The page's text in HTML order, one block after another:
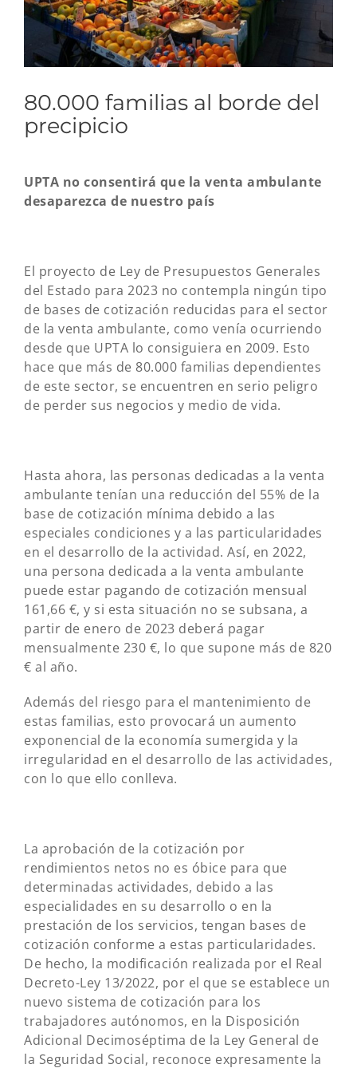
80.000 familias al borde del
precipicio
UPTA no consentirá que la venta ambulante
desaparezca de nuestro país
El proyecto de Ley de Presupuestos Generales
del Estado para 2023 no contempla ningún tipo
de bases de cotización reducidas para el sector
de la venta ambulante, como venía ocurriendo
desde que UPTA lo consiguiera en 2009. Esto
hace que más de 80.000 familias dependientes
de este sector, se encuentren en serio peligro
de perder sus negocios y medio de vida.
Hasta ahora, las personas dedicadas a la venta
ambulante tenían una reducción del 55% de la
base de cotización mínima debido a las
especiales condiciones y a las particularidades
en el desarrollo de la actividad. Así, en 2022,
una persona dedicada a la venta ambulante
puede estar pagando de cotización mensual
161,66 €, y si esta situación no se subsana, a
partir de enero de 2023 deberá pagar
mensualmente 230 €, lo que supone más de 820
€ al año.
Además del riesgo para el mantenimiento de
estas familias, esto provocará un aumento
exponencial de la economía sumergida y la
irregularidad en el desarrollo de las actividades,
con lo que ello conlleva.
La aprobación de la cotización por
rendimientos netos no es óbice para que
determinadas actividades, debido a las
especialidades en su desarrollo o en la
prestación de los servicios, tengan bases de
cotización conforme a estas particularidades.
De hecho, la modificación realizada por el Real
Decreto-Ley 13/2022, por el que se establece un
nuevo sistema de cotización para los
trabajadores autónomos, en la Disposición
Adicional Decimoséptima de la Ley General de
la Seguridad Social, reconoce expresamente la